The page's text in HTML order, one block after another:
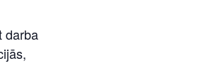
darba